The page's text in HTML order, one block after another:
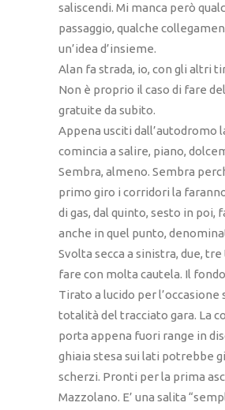
saliscendi. Mi manca però
passaggio, qualche
un’idea d’insieme.
Alan fa strada, io, con gli altri
Non è proprio il caso di fare
gratuite da subito.
Appena usciti dall’autodromo
comincia a salire, piano,
Sembra, almeno. Sembra
primo giro i corridori la
di gas, dal quinto, sesto in poi,
anche in quel punto,
Svolta secca a sinistra, due,
fare con molta cautela. Il
Tirato a lucido per l’occasione
totalità del tracciato gara. La
porta appena fuori range in
ghiaia stesa sui lati potrebbe
scherzi. Pronti per la prima
Mazzolano. E’ una salita